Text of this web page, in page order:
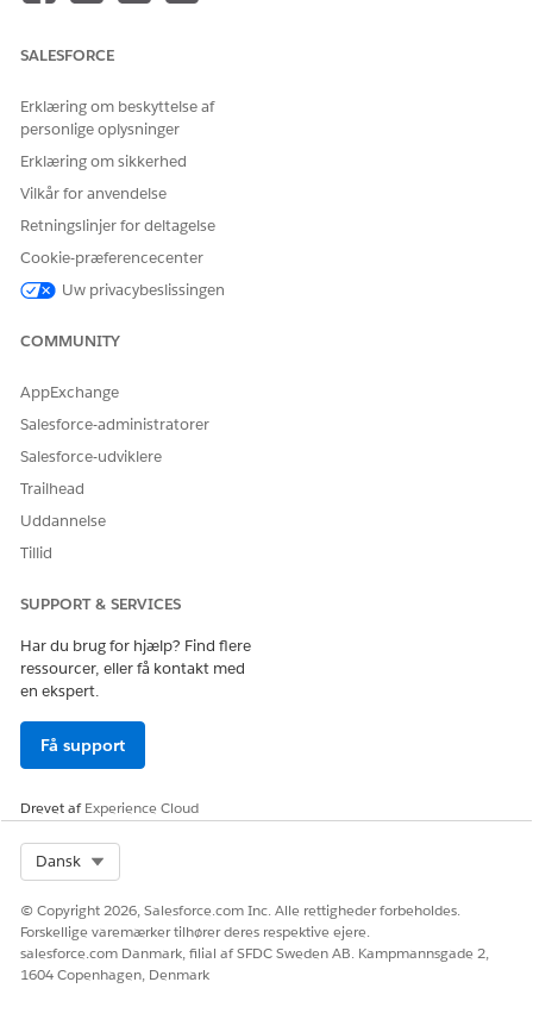
SALESFORCE
Erklæring om beskyttelse af
personlige oplysninger
Erklæring om sikkerhed
Vilkår for anvendelse
Retningslinjer for deltagelse
Cookie-præferencecenter
Uw privacybeslissingen
COMMUNITY
AppExchange
Salesforce-administratorer
Salesforce-udviklere
Trailhead
Uddannelse
Tillid
SUPPORT & SERVICES
Har du brug for hjælp? Find flere
ressourcer, eller få kontakt med
en ekspert.
Få support
Drevet afExperience Cloud
Dansk
© Copyright 2026, Salesforce.com Inc. Alle rettigheder forbeholdes.
Forskellige varemærker tilhører deres respektive ejere.
salesforce.com Danmark, filial af SFDC Sweden AB. Kampmannsgade 2,
1604 Copenhagen, Denmark